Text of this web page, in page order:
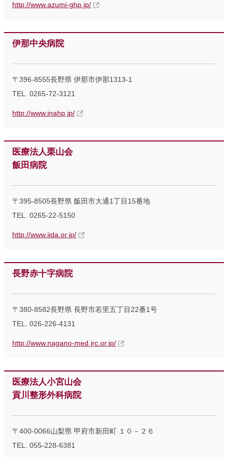
http://www.azumi-ghp.jp/
伊那中央病院
〒396-8555長野県 伊那市伊那1313-1
TEL. 0265-72-3121
http://www.inahp.jp/
医療法人栗山会
飯田病院
〒395-8505長野県 飯田市大通1丁目15番地
TEL. 0265-22-5150
http://www.iida.or.jp/
長野赤十字病院
〒380-8582長野県 長野市若里五丁目22番1号
TEL. 026-226-4131
http://www.nagano-med.jrc.or.jp/
医療法人小宮山会
貢川整形外科病院
〒400-0066山梨県 甲府市新田町 １０－２６
TEL. 055-228-6381